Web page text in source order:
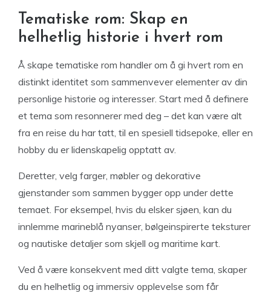
Tematiske rom: Skap en
helhetlig historie i hvert rom
Å skape tematiske rom handler om å gi hvert rom en
distinkt identitet som sammenvever elementer av din
personlige historie og interesser. Start med å definere
et tema som resonnerer med deg – det kan være alt
fra en reise du har tatt, til en spesiell tidsepoke, eller en
hobby du er lidenskapelig opptatt av.
Deretter, velg farger, møbler og dekorative
gjenstander som sammen bygger opp under dette
temaet. For eksempel, hvis du elsker sjøen, kan du
innlemme marineblå nyanser, bølgeinspirerte teksturer
og nautiske detaljer som skjell og maritime kart.
Ved å være konsekvent med ditt valgte tema, skaper
du en helhetlig og immersiv opplevelse som får